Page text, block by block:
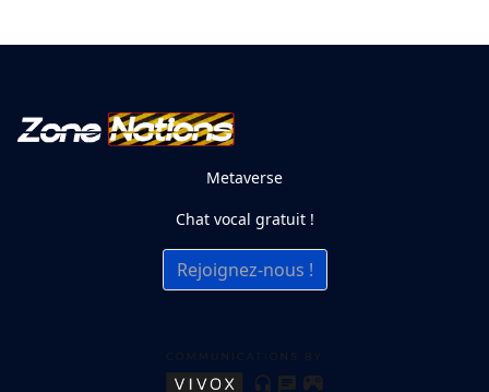
Metaverse
Chat vocal gratuit !
Rejoignez-nous !